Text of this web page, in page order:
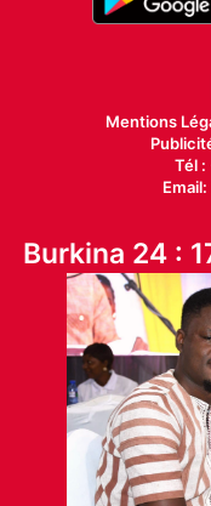
Mentions
Tél
Burkina 24 :